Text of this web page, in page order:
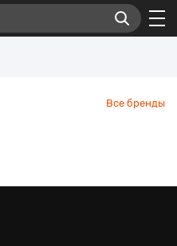
Все бренды